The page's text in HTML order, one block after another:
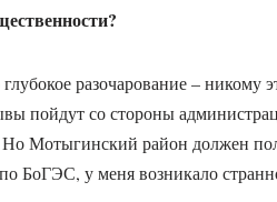
разочарование –
пойдут со стороны
Мотыгинский район должен
БоГЭС, у меня возникало